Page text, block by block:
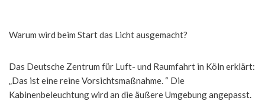
Warum wird beim Start das Licht ausgemacht?
Das Deutsche Zentrum für Luft- und Raumfahrt in Köln erklärt:
„Das ist eine reine Vorsichtsmaßnahme. “ Die
Kabinenbeleuchtung wird an die äußere Umgebung angepasst.